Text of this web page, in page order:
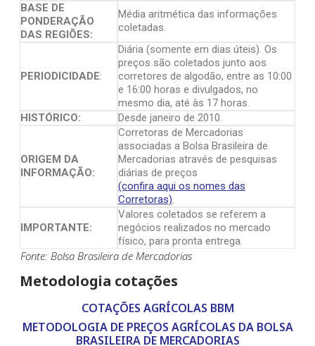
BASE DE
PONDERAÇÃO
DAS REGIÕES:
Média aritmética das informações
coletadas.
PERIODICIDADE:
Diária (somente em dias úteis). Os
preços são coletados junto aos
corretores de algodão, entre as 10:00
e 16:00 horas e divulgados, no
mesmo dia, até às 17 horas.
HISTÓRICO:
Desde janeiro de 2010.
ORIGEM DA
INFORMAÇÃO:
Corretoras de Mercadorias
associadas a Bolsa Brasileira de
Mercadorias através de pesquisas
diárias de preços
(confira aqui os nomes das
Corretoras).
IMPORTANTE:
Valores coletados se referem a
negócios realizados no mercado
físico, para pronta entrega.
Fonte: Bolsa Brasileira de Mercadorias
Metodologia cotações
COTAÇÕES AGRÍCOLAS BBM
METODOLOGIA DE PREÇOS AGRÍCOLAS DA BOLSA
BRASILEIRA DE MERCADORIAS